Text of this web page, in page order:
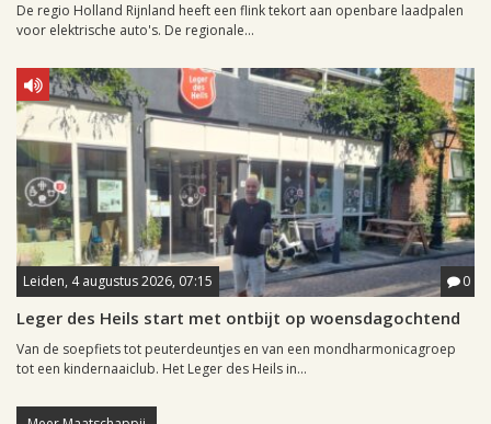
De regio Holland Rijnland heeft een flink tekort aan openbare laadpalen
voor elektrische auto's. De regionale...
Leiden, 4 augustus 2026, 07:15 0
Leger des Heils start met ontbijt op woensdagochtend
Van de soepfiets tot peuterdeuntjes en van een mondharmonicagroep
tot een kindernaaiclub. Het Leger des Heils in...